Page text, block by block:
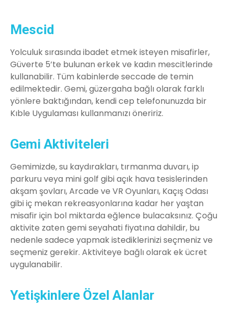
Mescid
Yolculuk sırasında ibadet etmek isteyen misafirler,
Güverte 5’te bulunan erkek ve kadın mescitlerinde
kullanabilir. Tüm kabinlerde seccade de temin
edilmektedir. Gemi, güzergaha bağlı olarak farklı
yönlere baktığından, kendi cep telefonunuzda bir
Kıble Uygulaması kullanmanızı öneririz.
Gemi Aktiviteleri
Gemimizde, su kaydırakları, tırmanma duvarı, ip
parkuru veya mini golf gibi açık hava tesislerinden
akşam şovları, Arcade ve VR Oyunları, Kaçış Odası
gibi iç mekan rekreasyonlarına kadar her yaştan
misafir için bol miktarda eğlence bulacaksınız. Çoğu
aktivite zaten gemi seyahati fiyatına dahildir, bu
nedenle sadece yapmak istediklerinizi seçmeniz ve
seçmeniz gerekir. Aktiviteye bağlı olarak ek ücret
uygulanabilir.
Yetişkinlere Özel Alanlar